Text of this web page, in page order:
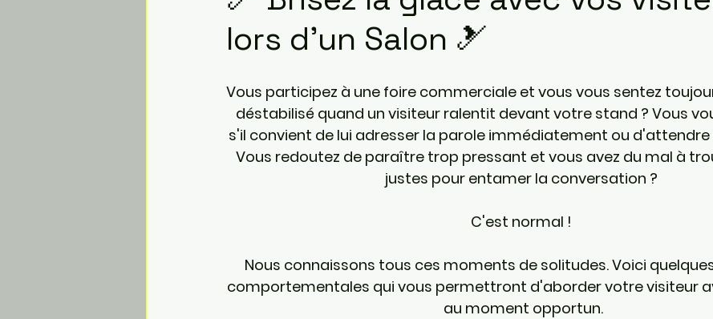
lors d'un Salon 🎿
Vous participez à une foire commerciale et vous vous sentez
déstabilisé quand un visiteur ralentit devant votre stand ? Vous
s'il convient de lui adresser la parole immédiatement ou d'attendre
Vous redoutez de paraître trop pressant et vous avez du mal à
justes pour entamer la conversation ?
C'est normal !
Nous connaissons tous ces moments de solitudes. Voici
comportementales qui vous permettront d'aborder votre visiteur
au moment opportun.